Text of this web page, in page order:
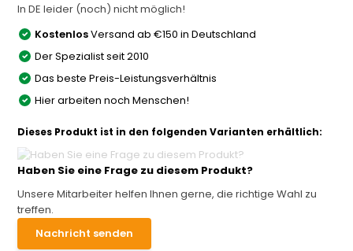
In DE leider (noch) nicht möglich!
KostenlosVersand ab €150 in Deutschland
Der Spezialist seit 2010
Das beste Preis-Leistungsverhältnis
Hier arbeiten noch Menschen!
Dieses Produkt ist in den folgenden Varianten erhältlich:
Haben Sie eine Frage zu diesem Produkt?
Unsere Mitarbeiter helfen Ihnen gerne, die richtige Wahl zu
treffen.
Nachricht senden